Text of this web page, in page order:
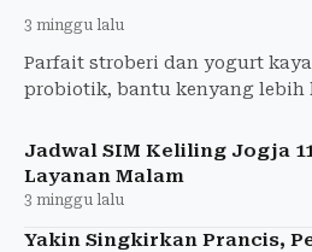
3 minggu lalu
Parfait stroberi dan yogurt
probiotik, bantu kenyang lebih
Jadwal SIM Keliling Jogja 11
Layanan Malam
3 minggu lalu
Yakin Singkirkan Prancis,